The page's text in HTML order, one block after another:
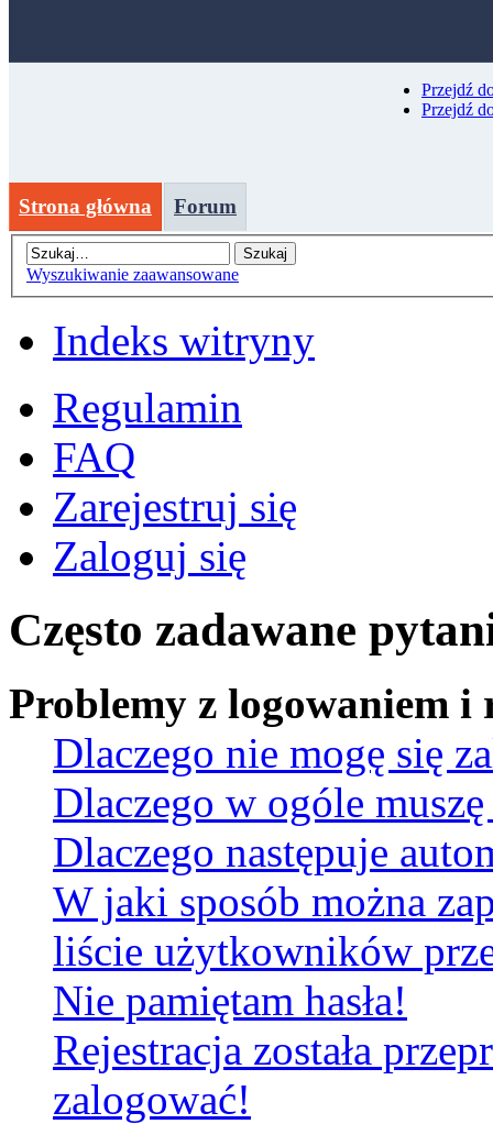
Przejdź
Przejdź
Strona główna Forum
Wyszukiwanie zaawansowane
Indeks witryny
Regulamin
FAQ
Zarejestruj się
Zaloguj się
Często zadawane
Problemy z logowaniem i
Dlaczego nie mogę się
Dlaczego w ogóle
Dlaczego następuje
W jaki sposób można
liście użytkowników
Nie pamiętam hasła!
Rejestracja została
zalogować!